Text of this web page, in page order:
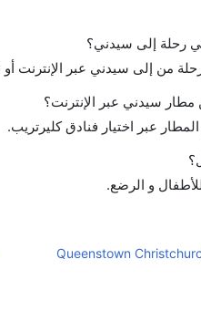
في رحلة إلى سيدني؟
من إلى سيدني عبر الإنترنت
سيدني عبر الإنترنت؟
عبر اختيار فنادق كليرتريب.
و الرضع.
Queenstown